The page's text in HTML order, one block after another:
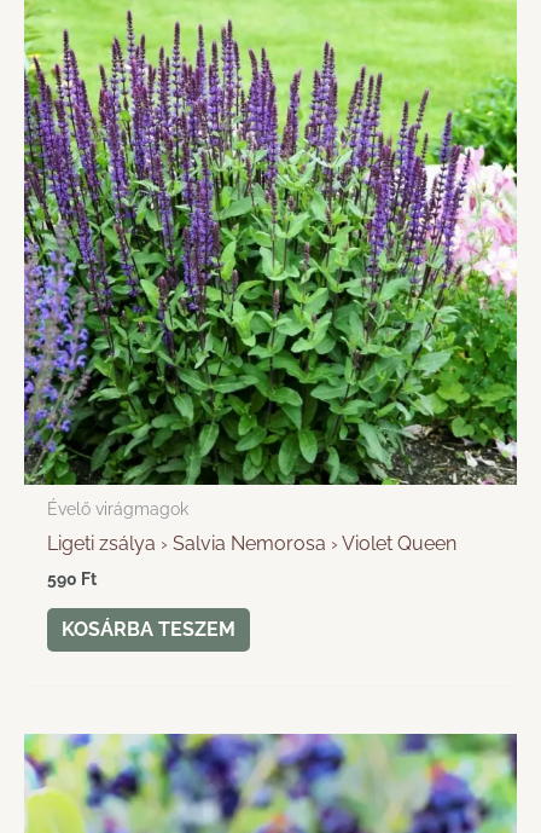
Évelő virágmagok
Ligeti zsálya › Salvia Nemorosa › Violet Queen
590 Ft
KOSÁRBA TESZEM